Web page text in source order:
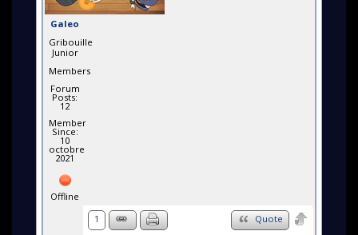
Galeo
Gribouille
Junior
Members
Forum
Posts:
12
Member
Since:
10
octobre
2021
Offline
1
Quote